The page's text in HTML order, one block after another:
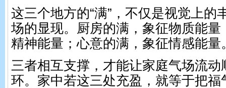
这三个地方的“满”，不仅是视觉上的
场的显现。厨房的满，象征物质能量
精神能量；心意的满，象征情感能量
三者相互支撑，才能让家庭气场流
环。家中若这三处充盈，就等于把福